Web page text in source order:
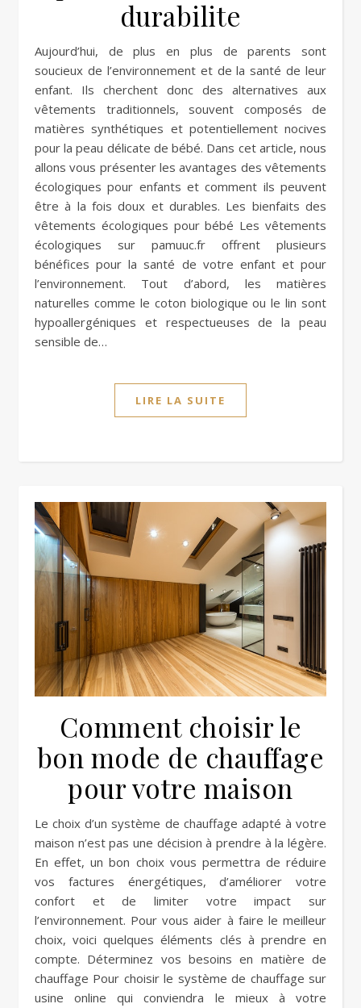
durabilite
Aujourd’hui, de plus en plus de parents sont
soucieux de l’environnement et de la santé de leur
enfant. Ils cherchent donc des alternatives aux
vêtements traditionnels, souvent composés de
matières synthétiques et potentiellement nocives
pour la peau délicate de bébé. Dans cet article, nous
allons vous présenter les avantages des vêtements
écologiques pour enfants et comment ils peuvent
être à la fois doux et durables. Les bienfaits des
vêtements écologiques pour bébé Les vêtements
écologiques sur pamuuc.fr offrent plusieurs
bénéfices pour la santé de votre enfant et pour
l’environnement. Tout d’abord, les matières
naturelles comme le coton biologique ou le lin sont
hypoallergéniques et respectueuses de la peau
sensible de…
LIRE LA SUITE
Comment choisir le
bon mode de chauffage
pour votre maison
Le choix d’un système de chauffage adapté à votre
maison n’est pas une décision à prendre à la légère.
En effet, un bon choix vous permettra de réduire
vos factures énergétiques, d’améliorer votre
confort et de limiter votre impact sur
l’environnement. Pour vous aider à faire le meilleur
choix, voici quelques éléments clés à prendre en
compte. Déterminez vos besoins en matière de
chauffage Pour choisir le système de chauffage sur
usine online qui conviendra le mieux à votre